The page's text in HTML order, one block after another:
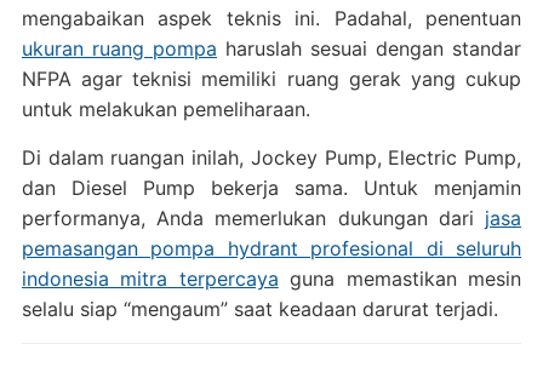
mengabaikan aspek teknis ini. Padahal, penentuan
ukuran ruang pompa haruslah sesuai dengan standar
NFPA agar teknisi memiliki ruang gerak yang cukup
untuk melakukan pemeliharaan.
Di dalam ruangan inilah, Jockey Pump, Electric Pump,
dan Diesel Pump bekerja sama. Untuk menjamin
performanya, Anda memerlukan dukungan dari jasa
pemasangan pompa hydrant profesional di seluruh
indonesia mitra terpercaya guna memastikan mesin
selalu siap “mengaum” saat keadaan darurat terjadi.